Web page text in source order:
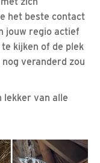
het beste contact
jouw regio actief
kijken of de plek
veranderd zou
lekker van alle